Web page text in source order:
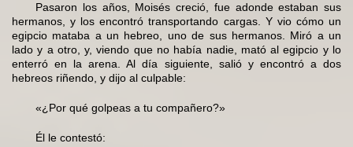
Pasaron los años, Moisés creció, fue adonde estaban sus
hermanos, y los encontró transportando cargas. Y vio cómo un
egipcio mataba a un hebreo, uno de sus hermanos. Miró a un
lado y a otro, y, viendo que no había nadie, mató al egipcio y lo
enterró en la arena. Al día siguiente, salió y encontró a dos
hebreos riñendo, y dijo al culpable:
«¿Por qué golpeas a tu compañero?»
Él le contestó: